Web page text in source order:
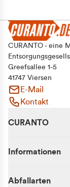
CURANTO - eine
Greefsallee 1-5
41747 Viersen
E-Mail
Kontakt
CURANTO
Informationen
Abfallarten